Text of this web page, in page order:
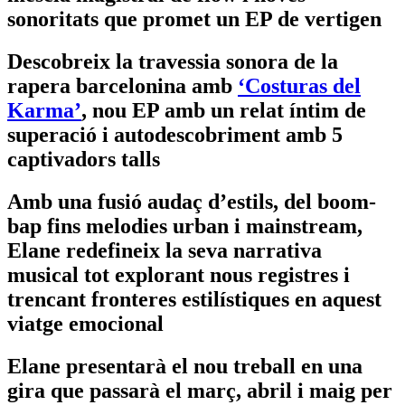
sonoritats que promet un EP de vertigen
Descobreix la travessia sonora de la
rapera barcelonina amb ‘Costuras del
Karma’, nou EP amb un relat íntim de
superació i autodescobriment amb 5
captivadors talls
Amb una fusió audaç d’estils, del boom-
bap fins melodies urban i mainstream,
Elane redefineix la seva narrativa
musical tot explorant nous registres i
trencant fronteres estilístiques en aquest
viatge emocional
Elane presentarà el nou treball en una
gira que passarà el març, abril i maig per